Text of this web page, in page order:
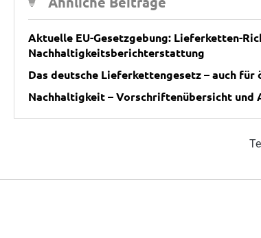
Aktuelle EU-Gesetzgebung: Lieferketten-
Nachhaltigkeitsberichterstattung
Das deutsche Lieferkettengesetz – auch
Nachhaltigkeit – Vorschriftenübersicht und